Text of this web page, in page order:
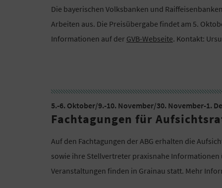
Die bayerischen Volksbanken und
Arbeiten aus. Die Preisübergabe findet am 5.
Informationen auf der GVB-Webseite. Kontakt:
5.-6. Oktober/9.-10. November/30. November-1.
Fachtagungen für
Auf den Fachtagungen der ABG erhalten die
sowie ihre Stellvertreter praxisnahe
Veranstaltungen finden in Grainau statt. Mehr